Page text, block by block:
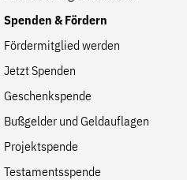
Spenden & Fördern
Fördermitglied werden
Jetzt Spenden
Geschenkspende
Bußgelder und Geldauflagen
Projektspende
Testamentsspende